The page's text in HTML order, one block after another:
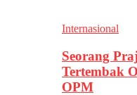
Internasional
Seorang
Tertembak
OPM